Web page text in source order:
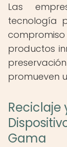
Las
tecnología
productos
promueven
Reciclaje
Gama